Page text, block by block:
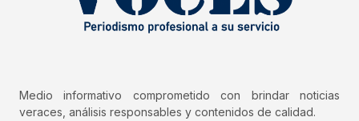
Medio informativo comprometido con brindar noticias
veraces, análisis responsables y contenidos de calidad.